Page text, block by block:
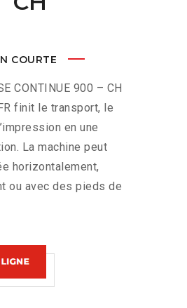
COURTE
CONTINUE 900 – CH
finit le transport, le
en une
La machine peut
horizontalement,
ou avec des pieds de